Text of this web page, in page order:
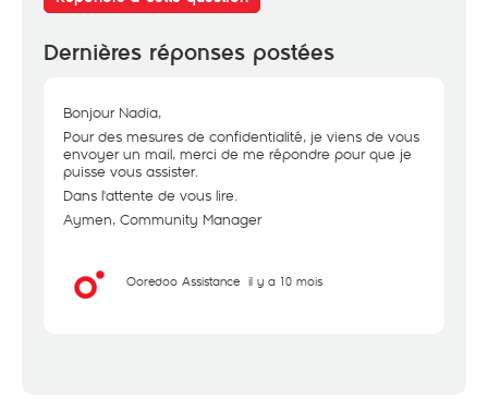
Dernières réponses postées
Bonjour Nadia,
Pour des mesures de confidentialité, je viens de vous
envoyer un mail, merci de me répondre pour que je
puisse vous assister.
Dans l'attente de vous lire.
Aymen, Community Manager
Ooredoo Assistance il y a 10 mois